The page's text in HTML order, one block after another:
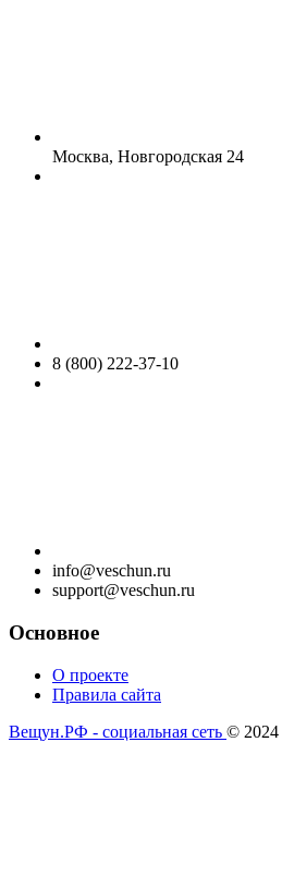
Москва, Новгородская 24
8 (800) 222-37-10
info@veschun.ru
support@veschun.ru
Основное
О проекте
Правила сайта
Вещун.РФ - социальная сеть © 2024